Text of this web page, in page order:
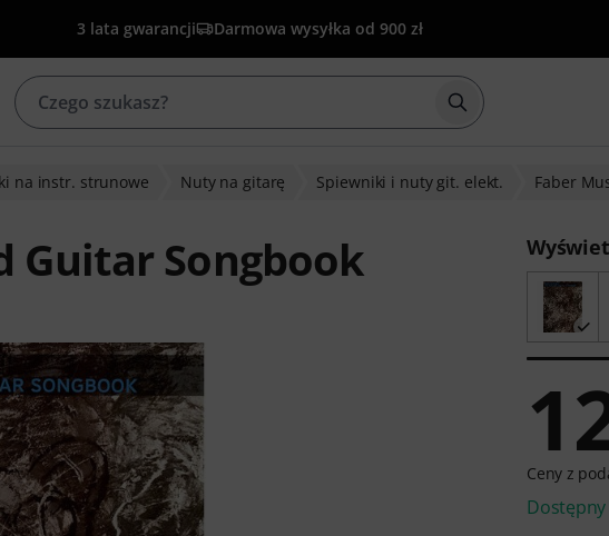
3 lata gwarancji Darmowa wysyłka od 900 zł
Rozpocznij
na instr. strunowe Nuty na gitarę Spiewniki i nuty git. elekt. Faber
Guitar Songbook
Ceny z